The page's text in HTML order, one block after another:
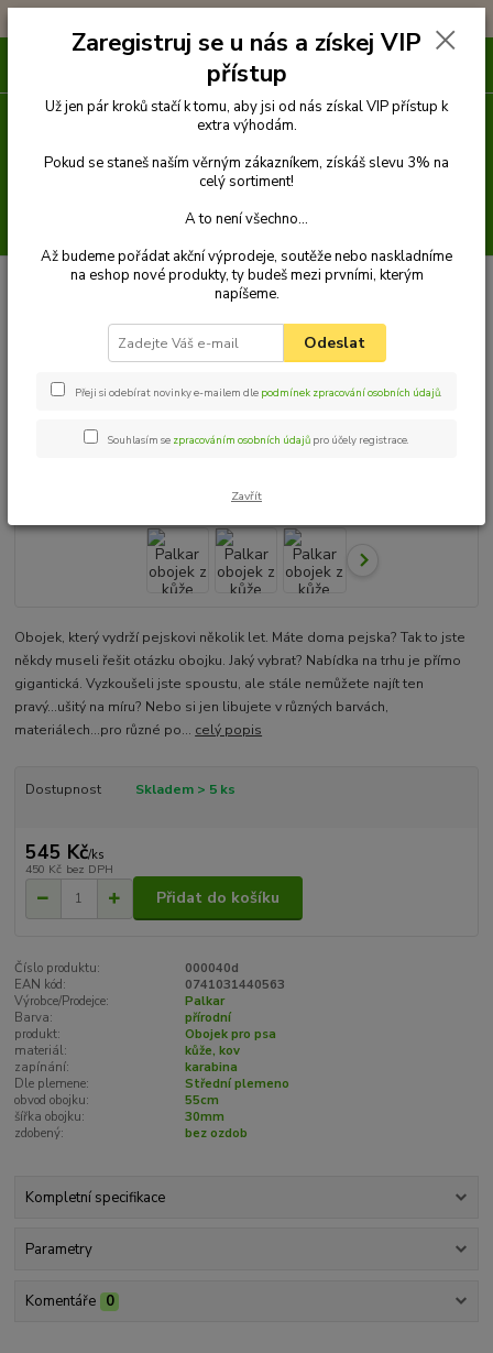
Venčení Obojky Obojky z kůže hlazenice klasické
Obojek z
Palkar obojek z kůže hlazenice pro psy 55 cm x 30 mm
Palkar obojek z kůže hlazenice pro
psy 55 cm x 30 mm přírodní
Obojek, který vydrží pejskovi několik let. Máte doma pejska? Tak to jste
někdy museli řešit otázku obojku. Jaký vybrat? Nabídka na trhu je přímo
gigantická. Vyzkoušeli jste spoustu, ale stále nemůžete najít ten
pravý...ušitý na míru? Nebo si jen libujete v různých barvách,
materiálech...pro různé po... celý popis
Dostupnost Skladem > 5 ks
545 Kč/ks
450 Kč bez DPH
Přidat do košíku
Číslo produktu:
000040d
EAN kód:
0741031440563
Výrobce/Prodejce:
Palkar
Barva:
přírodní
produkt:
Obojek pro psa
materiál:
kůže, kov
zapínání:
karabina
Dle plemene:
Střední plemeno
obvod obojku:
55cm
šířka obojku:
30mm
zdobený:
bez ozdob
Kompletní specifikace
Parametry
Komentáře 0
Zaregistruj se u nás a získej VIP
přístup
Už jen pár kroků stačí k tomu, aby jsi od nás získal VIP přístup k
extra výhodám.
Pokud se staneš naším věrným zákazníkem, získáš slevu 3% na
celý sortiment!
A to není všechno...
Až budeme pořádat akční výprodeje, soutěže nebo naskladníme
na eshop nové produkty, ty budeš mezi prvními, kterým
napíšeme.
Odeslat
Přeji si odebírat novinky e-mailem dle podmínek zpracování osobních údajů.
Souhlasím se zpracováním osobních údajů pro účely registrace.
Zavřít